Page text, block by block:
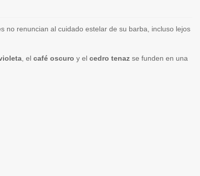
no renuncian al cuidado estelar de su barba, incluso lejos
, el café oscuro y el cedro tenaz se funden en una